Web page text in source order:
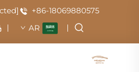
+86-18069880575
AR